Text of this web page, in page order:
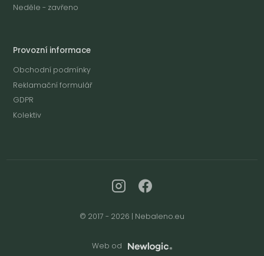
Neděle - zavřeno
Provozní informace
Obchodní podmínky
Reklamační formulář
GDPR
Kolektiv
© 2017 - 2026 | Nebaleno.eu
Web od